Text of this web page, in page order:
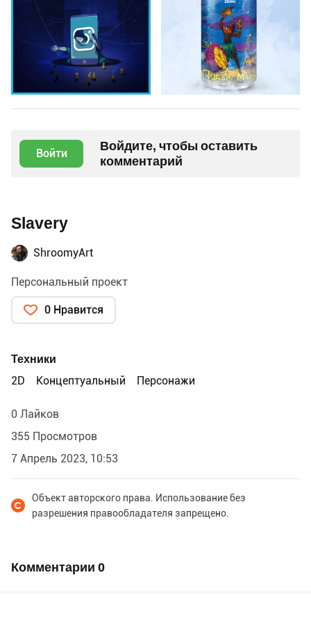
Войти
Войдите, чтобы оставить
комментарий
Slavery
ShroomyArt
Персональный проект
0 Нравится
Техники
2D
Концептуальный Персонажи
0 Лайков
355 Просмотров
7 Апрель 2023, 10:53
Объект авторского права. Использование без
разрешения правообладателя запрещено.
Комментарии 0